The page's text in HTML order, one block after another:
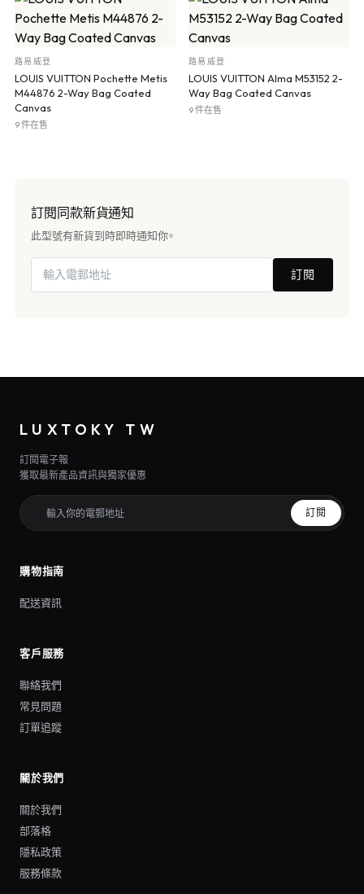
路易威登
LOUIS VUITTON Pochette Metis
M44876 2-Way Bag Coated
Canvas
9 件在售
路易威登
LOUIS VUITTON Alma M53152 2-
Way Bag Coated Canvas
9 件在售
訂閱同款新貨通知
此型號有新貨到時即時通知你。
訂閱
LUXTOKY TW
訂閱電子報
獲取最新產品資訊與獨家優惠
訂閱
購物指南
配送資訊
客戶服務
聯絡我們
常見問題
訂單追蹤
關於我們
關於我們
部落格
隱私政策
服務條款